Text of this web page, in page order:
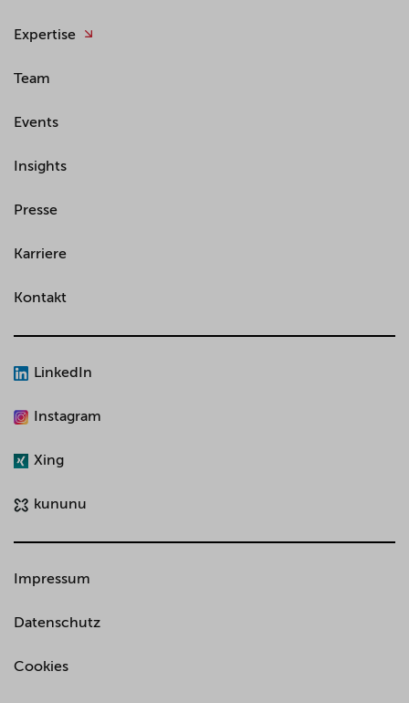
Expertise
Team
Events
Insights
Presse
Karriere
Kontakt
LinkedIn
Instagram
Xing
kununu
Impressum
Datenschutz
Cookies